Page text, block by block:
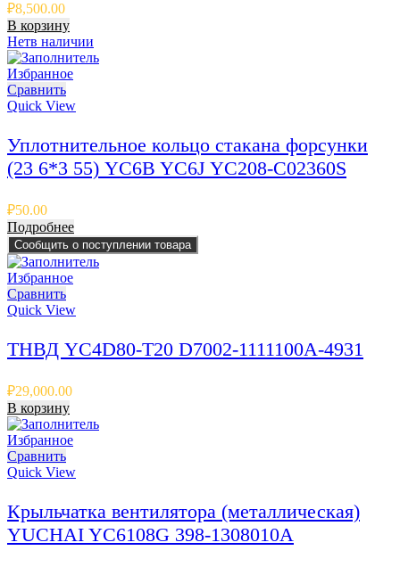
₽8,500.00
В корзину
Нетв наличии
Избранное
Сравнить
Quick View
Уплотнительное кольцо стакана форсунки
(23 6*3 55) YC6B YC6J YC208-C02360S
₽50.00
Подробнее
Сообщить о поступлении товара
Избранное
Сравнить
Quick View
ТНВД YC4D80-T20 D7002-1111100A-4931
₽29,000.00
В корзину
Избранное
Сравнить
Quick View
Крыльчатка вентилятора (металлическая)
YUCHAI YC6108G 398-1308010A